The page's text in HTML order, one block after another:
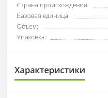
Cтрана происхождения:
Базовая единица:
Объем:
Упаковка:
Характеристики